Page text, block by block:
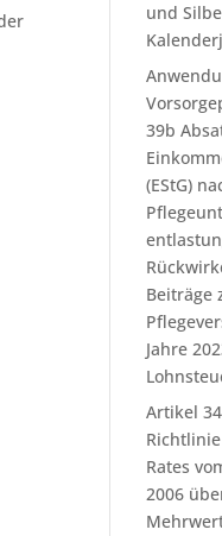
und
39b
(EStG)
Beiträge
Jahre
Artikel
Rates
2006